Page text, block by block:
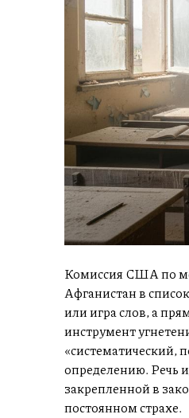
Комиссия США по
Афганистан в
или игра слов, а
инструмент
«систематический,
определению. Речь
закрепленной в
постоянном страхе.